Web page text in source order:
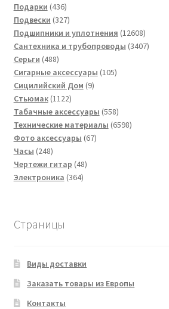
Подарки 436436
товаров
Подвески 327327
товаров
Подшипники и уплотнения 1260812608
товаров
Сантехника и трубопроводы 34073407
Серьги 488488
товаров
Сигарные аксессуары 105105
Сицилийский Дом 99
Стьюмак 11221122
товара
Табачные аксессуары 558558
товаров
Технические материалы 65986598
Фото аксессуары 6767
Часы 248248
товаров
Чертежи гитар 4848
Электроника 364364
Страницы
Виды доставки
Заказать товары из Европы
Контакты